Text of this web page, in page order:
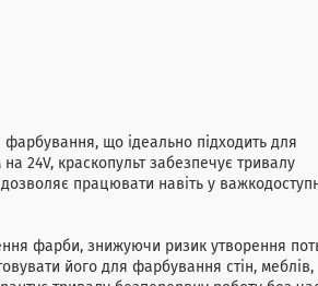
що ідеально підходить для
24V, краскопульт забезпечує тривалу
працювати навіть у
фарби, знижуючи ризик утворення
його для фарбування стін, меблів,